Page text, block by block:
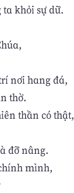
khỏi sự dữ.
nơi hang đá,
thờ.
thần có thật,
đỡ nâng.
mình,